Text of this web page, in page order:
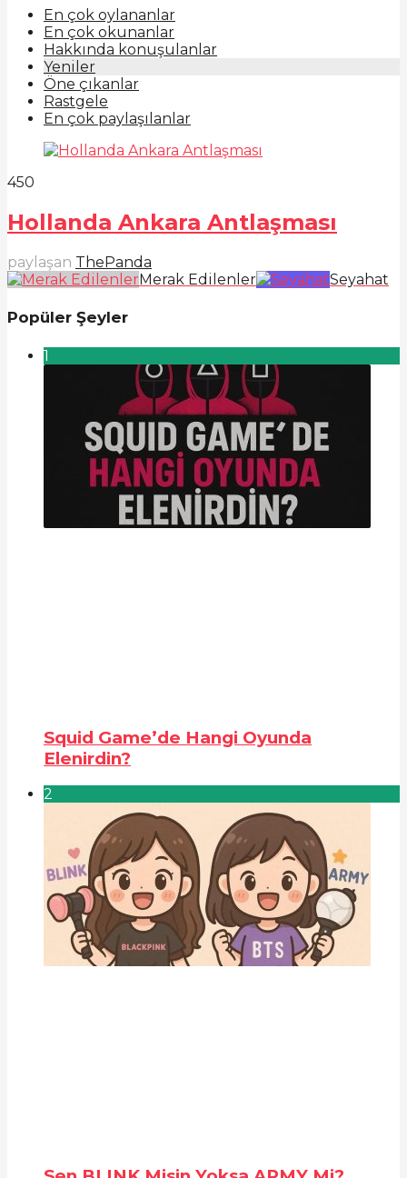
En çok oylananlar
En çok okunanlar
Hakkında konuşulanlar
Yeniler
Öne çıkanlar
Rastgele
En çok paylaşılanlar
450
Hollanda Ankara Antlaşması
paylaşan ThePanda
Merak Edilenler
Seyahat
Popüler Şeyler
1
Squid Game’de Hangi Oyunda
Elenirdin?
2